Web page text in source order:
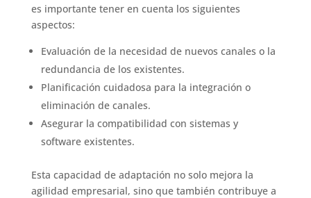
es importante tener en cuenta los siguientes
aspectos:
Evaluación de la necesidad de nuevos canales o la
redundancia de los existentes.
Planificación cuidadosa para la integración o
eliminación de canales.
Asegurar la compatibilidad con sistemas y
software existentes.
Esta capacidad de adaptación no solo mejora la
agilidad empresarial, sino que también contribuye a